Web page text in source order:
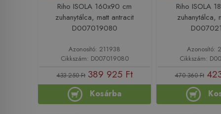
Riho ISOLA 160x90 cm
zuhanytálca, matt antracit
D007019080
Azonosító: 211938
Cikkszám: D007019080
433 250 Ft 389 925 Ft
Kosárba
Riho ISOLA
zuhanytálca,
Azonosító:
Cikkszám:
470 360 Ft